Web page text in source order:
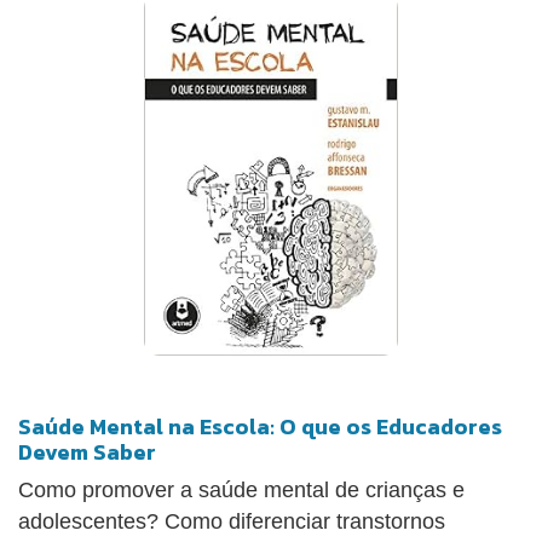
Saúde Mental na Escola: O que os Educadores
Devem Saber
Como promover a saúde mental de crianças e
adolescentes? Como diferenciar transtornos